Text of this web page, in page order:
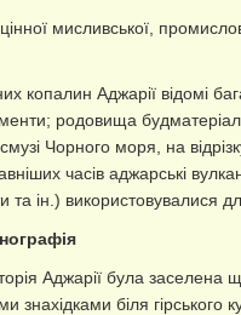
мисливської,
копалин Аджарії відомі
родовища
Чорного моря, на
часів аджарські
та ін.) використовувалися
Аджарії була заселена
знахідками біля